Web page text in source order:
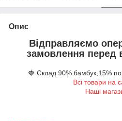
Опис
Відправляємо
замовлення перед
🍓 Склад 90% бамбук,15%
Всі товари на
Наші